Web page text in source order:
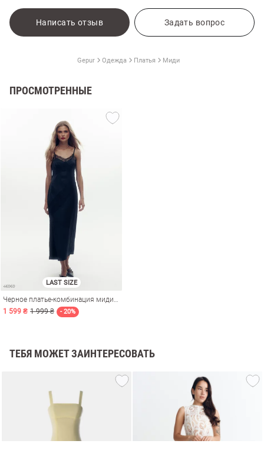
Написать отзыв Задать вопрос
Gepur Одежда Платья Миди
ПРОСМОТРЕННЫЕ
LAST SIZE
Черное платье-комбинация миди с кружевом
1 599 ₴ 1 999 ₴ - 20%
ТЕБЯ МОЖЕТ ЗАИНТЕРЕСОВАТЬ